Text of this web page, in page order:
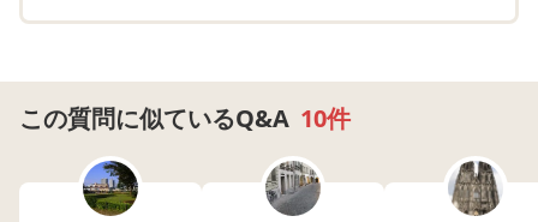
この質問に似ているQ&A 10件